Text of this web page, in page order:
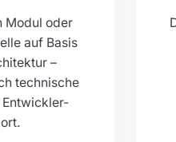
Modul oder
auf Basis
–
technische